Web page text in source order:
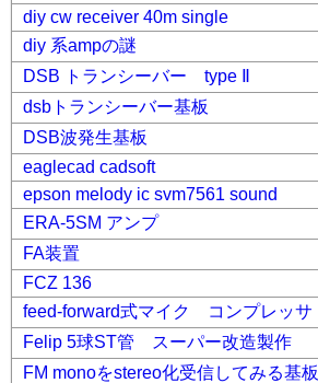
diy cw receiver 40m single
diy 系ampの謎
DSB トランシーバー type Ⅱ
dsbトランシーバー基板
DSB波発生基板
eaglecad cadsoft
epson melody ic svm7561 sound
ERA-5SM アンプ
FA装置
FCZ 136
feed-forward式マイク コンプレッサ
Felip 5球ST管 スーパー改造製作
FM monoをstereo化受信してみる基板